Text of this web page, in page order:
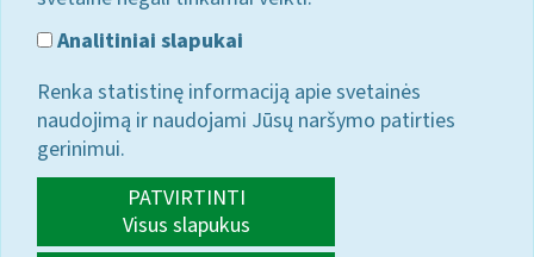
Analitiniai slapukai
Renka statistinę informaciją apie svetainės
naudojimą ir naudojami Jūsų naršymo patirties
gerinimui.
PATVIRTINTI
Visus slapukus